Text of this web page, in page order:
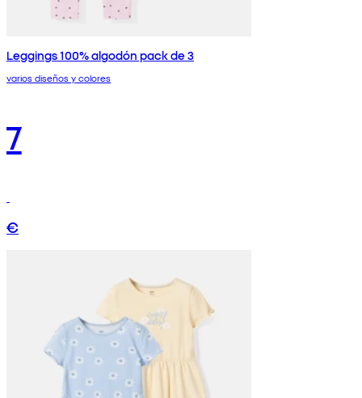
Leggings 100% algodón pack de 3
varios diseños y colores
7
€